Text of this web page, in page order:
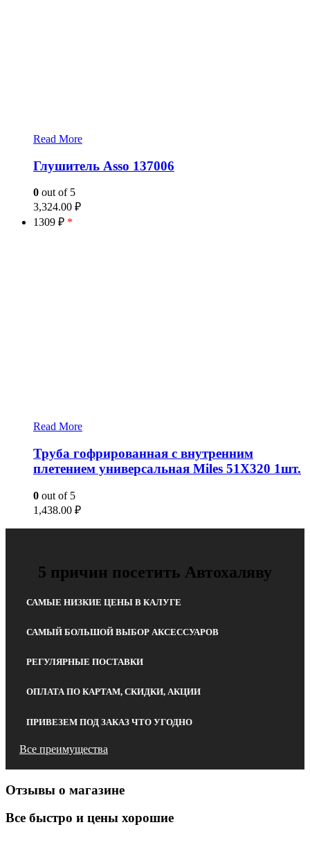
Read More
Глушитель Asso 137006
0 out of 5
3,324.00 ₽
1309 ₽ *
Read More
Труба гофрированная с внутренним
плетением универсальная Miles 51X320 1шт.
0 out of 5
1,438.00 ₽
5 причин посетить Автохаляву
САМЫЕ НИЗКИЕ ЦЕНЫ В КАЛУГЕ
САМЫЙ БОЛЬШОЙ ВЫБОР АКСЕССУАРОВ
РЕГУЛЯРНЫЕ ПОСТАВКИ
ОПЛАТА ПО КАРТАМ, СКИДКИ, АКЦИИ
ПРИВЕЗЕМ ПОД ЗАКАЗ ЧТО УГОДНО
Все преимущества
Отзывы о магазине
Все быстро и цены хорошие